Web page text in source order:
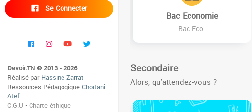
Se Connecter
Devoir.TN © 2013 - 2026.
Réalisé parHassine Zarrat
Ressources PédagogiqueChortani
Atef
C.G.U •Charte éthique
Bac Economie
Bac-Eco.
Secondaire
Alors, qu'attendez-vous ?